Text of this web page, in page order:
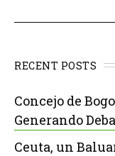
RECENT POSTS
Concejo de
Generando
Ceuta, un